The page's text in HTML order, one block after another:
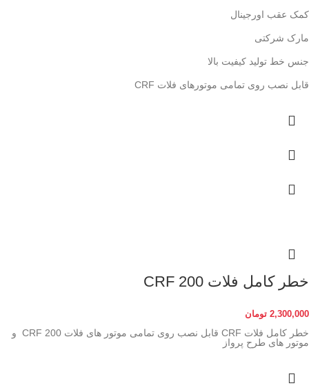
کمک عقب اورجینال
مارک شرکتی
جنس خط تولید کیفیت بالا
قابل نصب روی تمامی موتورهای فلات CRF
خطر کامل فلات CRF 200
2,300,000 تومان
خطر کامل فلات CRF قابل نصب روی تمامی موتور های فلات 200 CRF و
موتور های طرح پرواز